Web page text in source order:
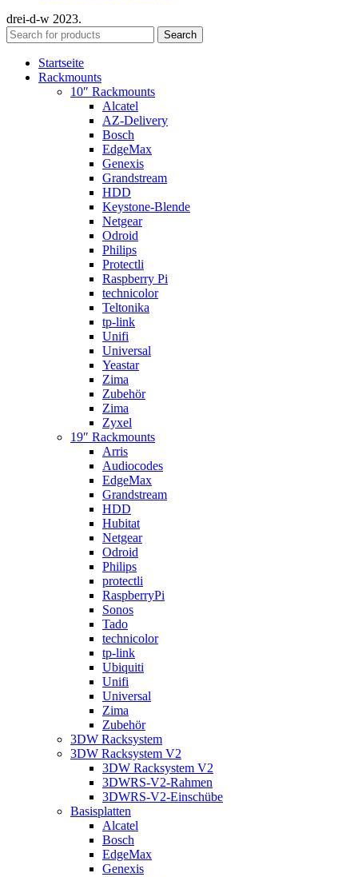
drei-d-w 2023.
Search
Startseite
Rackmounts
10″ Rackmounts
Alcatel
AZ-Delivery
Bosch
EdgeMax
Genexis
Grandstream
HDD
Keystone-Blende
Netgear
Odroid
Philips
Protectli
Raspberry Pi
technicolor
Teltonika
tp-link
Unifi
Universal
Yeastar
Zima
Zubehör
Zima
Zyxel
19″ Rackmounts
Arris
Audiocodes
EdgeMax
Grandstream
HDD
Hubitat
Netgear
Odroid
Philips
protectli
RaspberryPi
Sonos
Tado
technicolor
tp-link
Ubiquiti
Unifi
Universal
Zima
Zubehör
3DW Racksystem
3DW Racksystem V2
3DW Racksystem V2
3DWRS-V2-Rahmen
3DWRS-V2-Einschübe
Basisplatten
Alcatel
Bosch
EdgeMax
Genexis